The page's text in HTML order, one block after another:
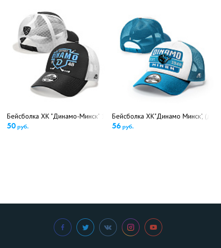
Бейсболка ХК "Динамо-Минск" 13233 (5416)
50руб.
Бейсболка ХК"Динамо Минск",
56 руб.